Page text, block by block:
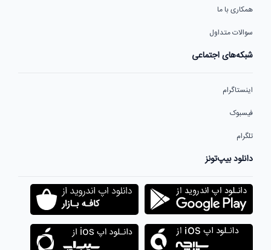
همکاری با ما
سوالات متداول
شبکه‌های اجتماعی
اینستاگرام
فیسبوک
تلگرام
دانلود بیپ‌تونز